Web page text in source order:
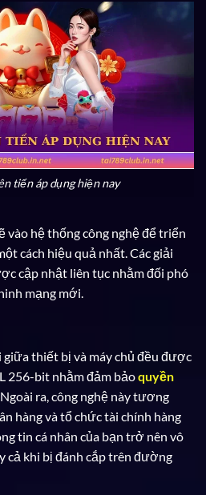
tiến áp dụng hiện nay
vào hệ thống công nghệ để triển
cách hiệu quả nhất. Các giải
cập nhật liên tục nhằm đối phó
mạng mới.
thiết bị và máy chủ đều được
256-bit nhằm đảm bảoquyền
ra, công nghệ này tương
hàng và tổ chức tài chính hàng
tin cá nhân của bạn trở nên vô
cả khi bị đánh cắp trên đường